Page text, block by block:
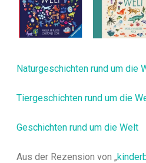
Naturgeschichten rund um die
Tiergeschichten rund um die
Geschichten rund um die Welt
Aus der Rezension von „